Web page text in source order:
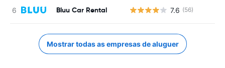
Bluu Car Rental 7.6 (56)
Mostrar todas as empresas de aluguer